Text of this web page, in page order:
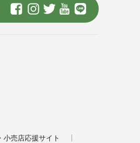
小売店応援サイト